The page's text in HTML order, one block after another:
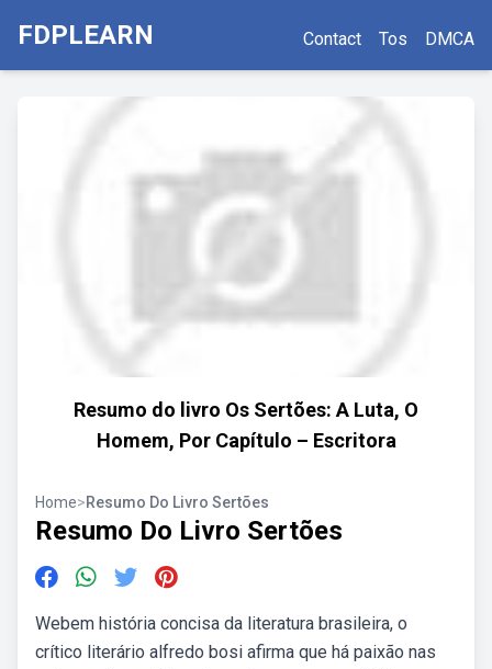
FDPLEARN Contact Tos DMCA
Resumo do livro Os Sertões: A Luta, O
Homem, Por Capítulo – Escritora
Home>Resumo Do Livro Sertões
Resumo Do Livro Sertões
Webem história concisa da literatura brasileira, o
crítico literário alfredo bosi afirma que há paixão nas